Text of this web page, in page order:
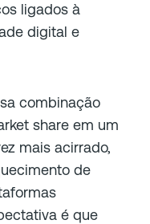
ligados à
digital e
combinação
share em um
mais acirrado,
de
é que